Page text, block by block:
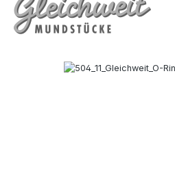
Bildergalerie überspringen